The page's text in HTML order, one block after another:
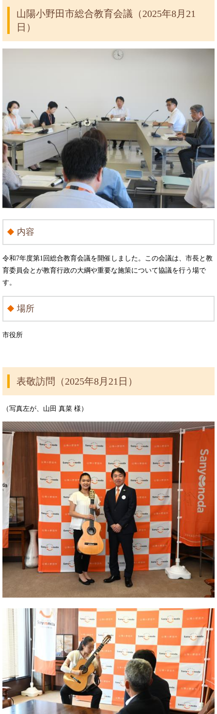
山陽小野田市総合教育会議（2025年8月21
日）
内容
令和7年度第1回総合教育会議を開催しました。この会議は、市長と教
育委員会とが教育行政の大綱や重要な施策について協議を行う場で
す。
場所
市役所
表敬訪問（2025年8月21日）
（写真左が、山田 真菜 様）